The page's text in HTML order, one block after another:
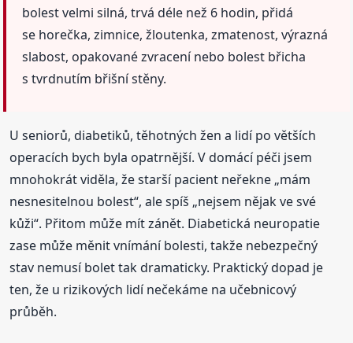
bolest velmi silná, trvá déle než 6 hodin, přidá
se horečka, zimnice, žloutenka, zmatenost, výrazná
slabost, opakované zvracení nebo bolest břicha
s tvrdnutím břišní stěny.
U seniorů, diabetiků, těhotných žen a lidí po větších
operacích bych byla opatrnější. V domácí péči jsem
mnohokrát viděla, že starší pacient neřekne „mám
nesnesitelnou bolest“, ale spíš „nejsem nějak ve své
kůži“. Přitom může mít zánět. Diabetická neuropatie
zase může měnit vnímání bolesti, takže nebezpečný
stav nemusí bolet tak dramaticky. Praktický dopad je
ten, že u rizikových lidí nečekáme na učebnicový
průběh.